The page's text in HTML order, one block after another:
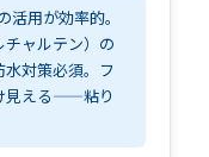
用が効率的。
ャルテン）の
対策必須。フ
見える——粘り